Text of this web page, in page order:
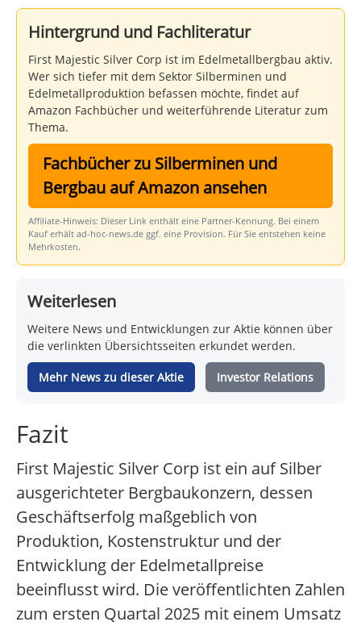
Hintergrund und Fachliteratur
First Majestic Silver Corp ist im Edelmetallbergbau aktiv.
Wer sich tiefer mit dem Sektor Silberminen und
Edelmetallproduktion befassen möchte, findet auf
Amazon Fachbücher und weiterführende Literatur zum
Thema.
Fachbücher zu Silberminen und
Bergbau auf Amazon ansehen
Affiliate-Hinweis: Dieser Link enthält eine Partner-Kennung. Bei einem
Kauf erhält ad-hoc-news.de ggf. eine Provision. Für Sie entstehen keine
Mehrkosten.
Weiterlesen
Weitere News und Entwicklungen zur Aktie können über
die verlinkten Übersichtsseiten erkundet werden.
Mehr News zu dieser Aktie Investor Relations
Fazit
First Majestic Silver Corp ist ein auf Silber
ausgerichteter Bergbaukonzern, dessen
Geschäftserfolg maßgeblich von
Produktion, Kostenstruktur und der
Entwicklung der Edelmetallpreise
beeinflusst wird. Die veröffentlichten Zahlen
zum ersten Quartal 2025 mit einem Umsatz